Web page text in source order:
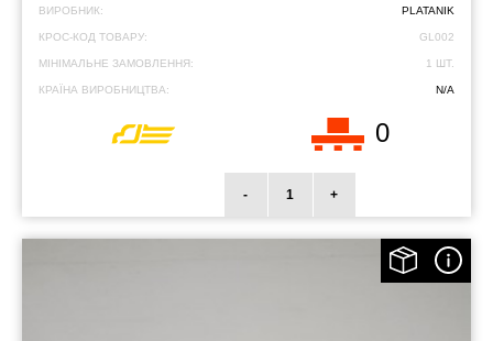
ВИРОБНИК: PLATANIK
КРОС-КОД ТОВАРУ: GL002
МІНІМАЛЬНЕ ЗАМОВЛЕННЯ: 1 ШТ.
КРАЇНА ВИРОБНИЦТВА: N/A
0
- +